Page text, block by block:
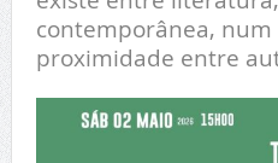
contemporânea,
proximidade entre